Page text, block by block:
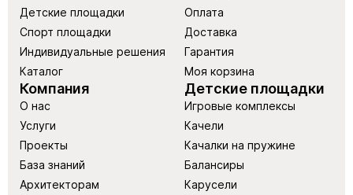
Детские площадки
Спорт площадки
Индивидуальные решения
Каталог
Оплата
Доставка
Гарантия
Моя корзина
Компания
О нас
Услуги
Проекты
База знаний
Архитекторам
Детские площадки
Игровые комплексы
Качели
Качалки на пружине
Балансиры
Карусели